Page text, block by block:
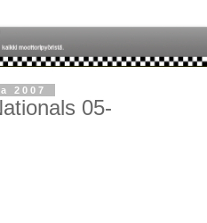
2007
05-